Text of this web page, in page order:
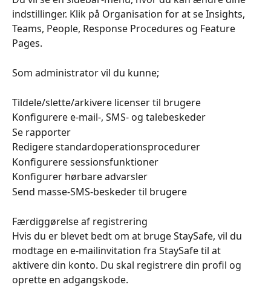
indstillinger. Klik på Organisation for at se Insights,
Teams, People, Response Procedures og Feature
Pages.
Som administrator vil du kunne;
Tildele/slette/arkivere licenser til brugere
Konfigurere e-mail-, SMS- og talebeskeder
Se rapporter
Redigere standardoperationsprocedurer
Konfigurere sessionsfunktioner
Konfigurer hørbare advarsler
Send masse-SMS-beskeder til brugere
Færdiggørelse af registrering
Hvis du er blevet bedt om at bruge StaySafe, vil du
modtage en e-mailinvitation fra StaySafe til at
aktivere din konto. Du skal registrere din profil og
oprette en adgangskode.